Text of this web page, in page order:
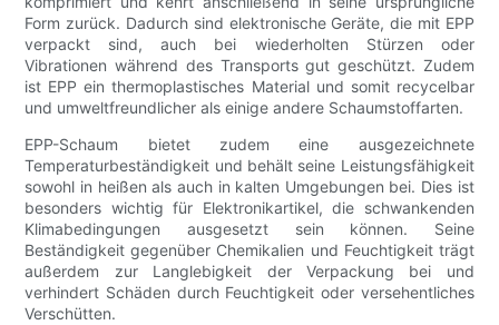
Form zurück. Dadurch sind elektronische Geräte, die mit EPP
verpackt sind, auch bei wiederholten Stürzen oder
Vibrationen während des Transports gut geschützt. Zudem
ist EPP ein thermoplastisches Material und somit recycelbar
und umweltfreundlicher als einige andere Schaumstoffarten.
EPP-Schaum bietet zudem eine ausgezeichnete
Temperaturbeständigkeit und behält seine Leistungsfähigkeit
sowohl in heißen als auch in kalten Umgebungen bei. Dies ist
besonders wichtig für Elektronikartikel, die schwankenden
Klimabedingungen ausgesetzt sein können. Seine
Beständigkeit gegenüber Chemikalien und Feuchtigkeit trägt
außerdem zur Langlebigkeit der Verpackung bei und
verhindert Schäden durch Feuchtigkeit oder versehentliches
Verschütten.